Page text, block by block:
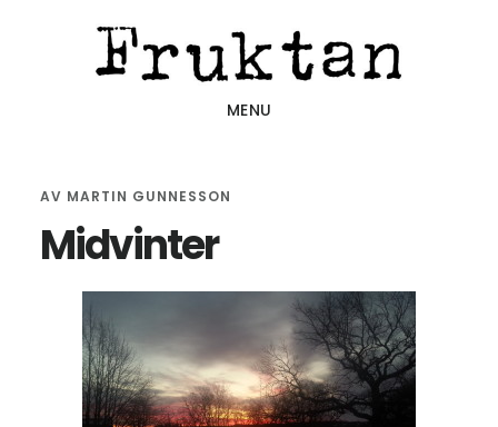
MENU
AV MARTIN GUNNESSON
Midvinter